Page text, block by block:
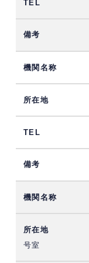
号室